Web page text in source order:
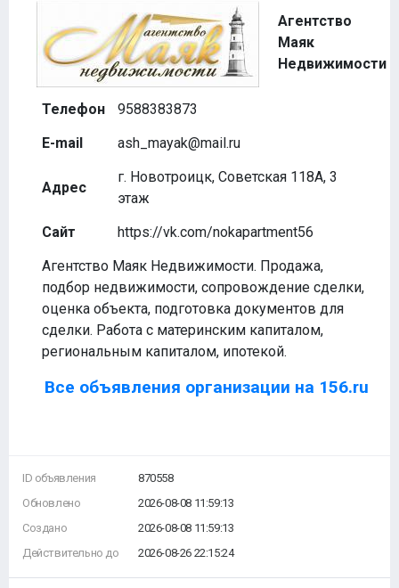
Агентство
Маяк
Недвижимости
Телефон
9588383873
E-mail
ash_mayak@mail.ru
Адрес
г. Новотроицк, Советская 118А, 3
этаж
Сайт
https://vk.com/nokapartment56
Агентство Маяк Недвижимости. Продажа,
подбор недвижимости, сопровождение сделки,
оценка объекта, подготовка документов для
сделки. Работа с материнским капиталом,
региональным капиталом, ипотекой.
Все объявления организации на 156.ru
ID объявления
Обновлено
Создано
Действительно до
870558
2026-08-08 11:59:13
2026-08-08 11:59:13
2026-08-26 22:15:24